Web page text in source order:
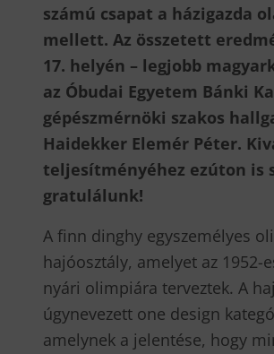
számú csapat a házigazda
mellett. Az összetett
17. helyén – legjobb
az Óbudai Egyetem Bánki
gépészmérnöki szakos
Haidekker Elemér Péter.
teljesítményéhez ezúton is
gratulálunk!
A finn dinghy egyszemélyes
hajóosztály, amelyet az 1952-
nyári olimpiára terveztek. A
úgynevezett one design
amelynek a jelentése, hogy